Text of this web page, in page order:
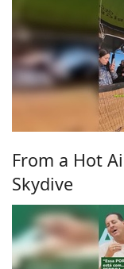
From a Hot
Skydive